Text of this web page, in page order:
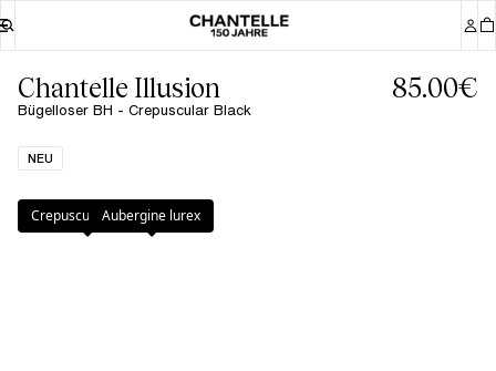
Chantelle Illusion
Bügelloser BH - Crepuscular Black
85.00€
NEU
Farbe:Crepuscular Black
Crepuscular BlackAubergine lurex